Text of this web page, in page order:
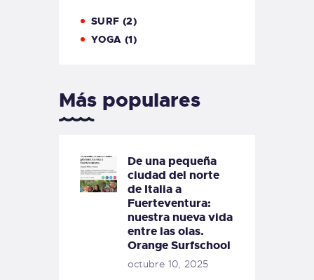
SURF (2)
YOGA (1)
Más populares
De una pequeña
ciudad del norte
de Italia a
Fuerteventura:
nuestra nueva vida
entre las olas.
Orange Surfschool
octubre 10, 2025